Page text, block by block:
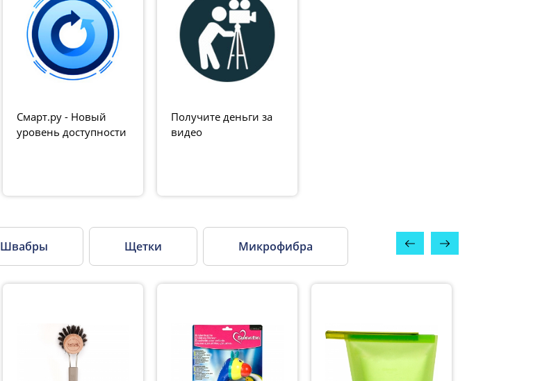
Смарт.ру - Новый
уровень доступности
Получите деньги за
видео
Швабры Щетки Микрофибра